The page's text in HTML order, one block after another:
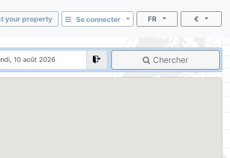
your property Se connecter FR €
Chercher